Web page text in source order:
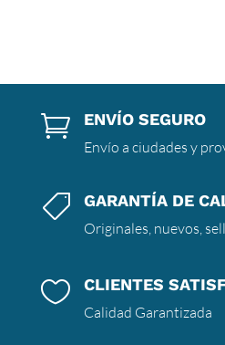
 ENVÍO SEGURO
Envío a ciudades y
 GARANTÍA DE
Originales, nuevos,
 CLIENTES
Calidad Garantizada